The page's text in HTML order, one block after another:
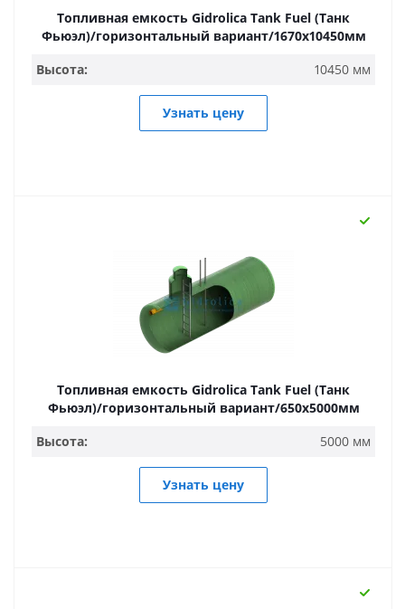
Топливная емкость Gidrolica Tank Fuel (Танк
Фьюэл)/горизонтальный вариант/1670х10450мм
Высота:
10450 мм
Узнать цену
Топливная емкость Gidrolica Tank Fuel (Танк
Фьюэл)/горизонтальный вариант/650х5000мм
Высота:
5000 мм
Узнать цену